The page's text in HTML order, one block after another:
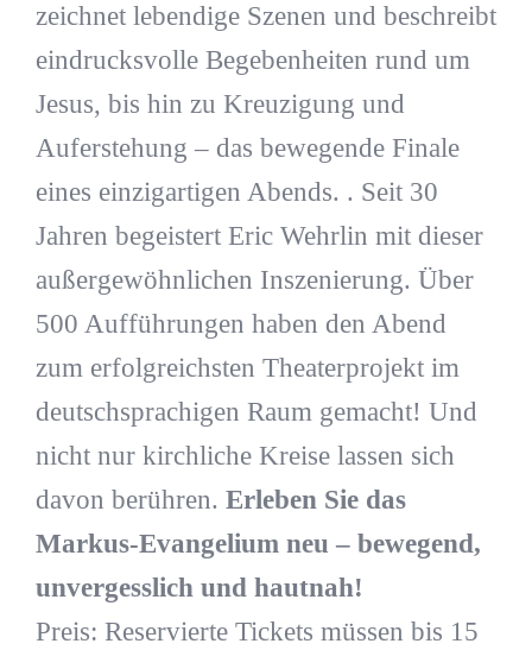
zeichnet lebendige Szenen und beschreibt
eindrucksvolle Begebenheiten rund um
Jesus, bis hin zu Kreuzigung und
Auferstehung – das bewegende Finale
eines einzigartigen Abends. . Seit 30
Jahren begeistert Eric Wehrlin mit dieser
außergewöhnlichen Inszenierung. Über
500 Aufführungen haben den Abend
zum erfolgreichsten Theaterprojekt im
deutschsprachigen Raum gemacht! Und
nicht nur kirchliche Kreise lassen sich
davon berühren. Erleben Sie das
Markus-Evangelium neu – bewegend,
unvergesslich und hautnah!
Preis: Reservierte Tickets müssen bis 15